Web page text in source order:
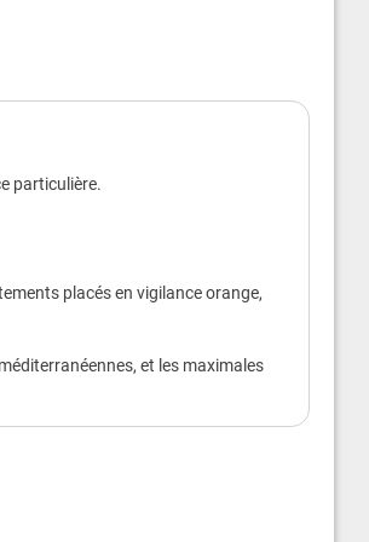
chaudes.
endroit frais ou climatisé deux à
barrière.
âgées, souffrant de maladies
site
particulière.
placés en vigilance orange,
et les maximales